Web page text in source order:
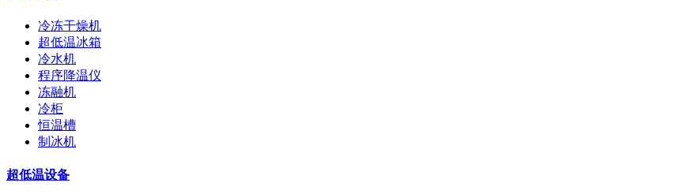
冷冻干燥机
超低温冰箱
冷水机
程序降温仪
冻融机
冷柜
恒温槽
制冰机
超低温设备